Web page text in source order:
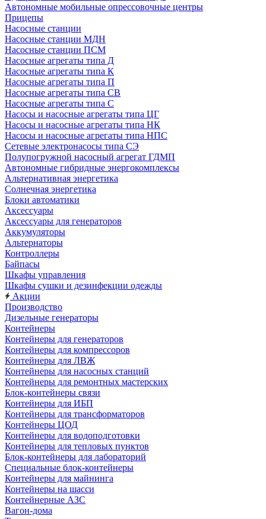
Автономные мобильные опрессовочные центры
Прицепы
Насосные станции
Насосные станции МДН
Насосные станции ПСМ
Насосные агрегаты типа Д
Насосные агрегаты типа К
Насосные агрегаты типа П
Насосные агрегаты типа СВ
Насосные агрегаты типа С
Насосы и насосные агрегаты типа ЦГ
Насосы и насосные агрегаты типа НК
Насосы и насосные агрегаты типа НПС
Сетевые электронасосы типа СЭ
Полупогружной насосный агрегат ГДМП
Автономные гибридные энергокомплексы
Альтернативная энергетика
Солнечная энергетика
Блоки автоматики
Аксессуары
Аксессуары для генераторов
Аккумуляторы
Альтернаторы
Контроллеры
Байпасы
Шкафы управления
Шкафы сушки и дезинфекции одежды
Акции
Производство
Дизельные генераторы
Контейнеры
Контейнеры для генераторов
Контейнеры для компрессоров
Контейнеры для ЛВЖ
Контейнеры для насосных станций
Контейнеры для ремонтных мастерских
Блок-контейнеры связи
Контейнеры для ИБП
Контейнеры для трансформаторов
Контейнеры ЦОД
Контейнеры для водоподготовки
Контейнеры для тепловых пунктов
Блок-контейнеры для лабораторий
Специальные блок-контейнеры
Контейнеры для майнинга
Контейнеры на шасси
Контейнерные АЗС
Вагон-дома